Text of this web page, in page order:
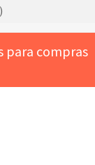
para compras